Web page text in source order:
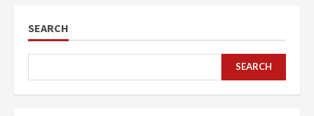
SEARCH
SEARCH